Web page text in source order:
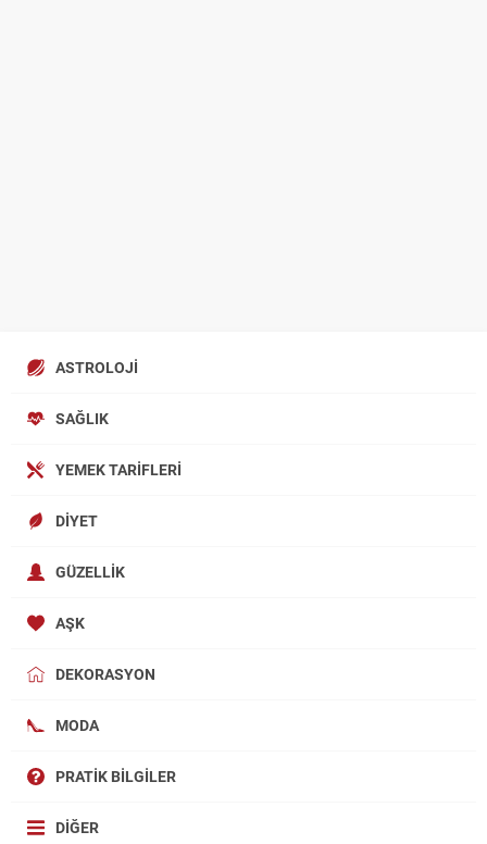
ASTROLOJI
SAĞLIK
YEMEK TARIFLERI
DIYET
GÜZELLIK
AŞK
DEKORASYON
MODA
PRATIK BILGILER
DIĞER